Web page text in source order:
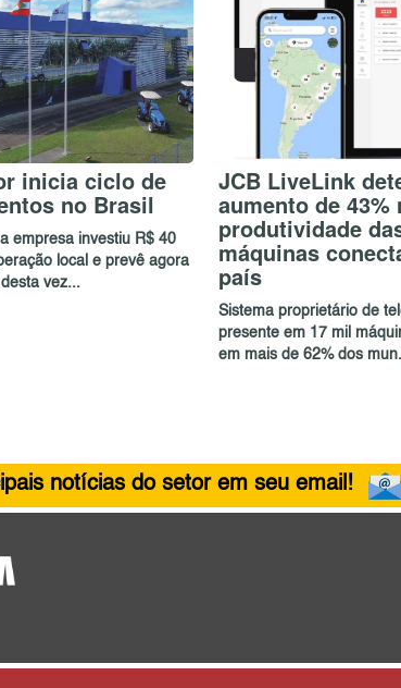
inicia ciclo de
no Brasil
empresa investiu R$ 40
local e prevê agora
vez...
JCB LiveLink
aumento de 43%
produtividade
máquinas
país
Sistema proprietário de
presente em 17 mil
em mais de 62% dos
notícias do setor em seu email!